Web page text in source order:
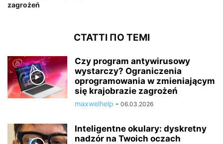
zagrożeń
СТАТТІ ПО ТЕМІ
Czy program antywirusowy
wystarczy? Ograniczenia
oprogramowania w zmieniającym
się krajobrazie zagrożeń
maxwelhelp - 06.03.2026
Inteligentne okulary: dyskretny
nadzór na Twoich oczach